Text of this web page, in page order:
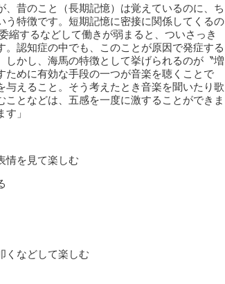
、昔のこと（⻑期記憶）は覚えているのに、ち
う特徴です。短期記憶に密接に関係してくるの
縮するなどして働きが弱まると、ついさっき
認知症の中でも、このことが原因で発症する
かし、海⾺の特徴として挙げられるのが〝増
めに有効な⼿段の⼀つが⾳楽を聴くことで
えること。そう考えたとき⾳楽を聞いたり歌
となどは、五感を⼀度に激することができま
」
情を⾒て楽しむ
くなどして楽しむ